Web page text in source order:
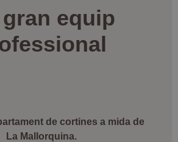
equip
de cortines a mida de
La Mallorquina.